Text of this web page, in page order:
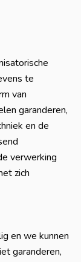
te
van
garanderen,
en de
verwerking
zich
en we kunnen
garanderen,